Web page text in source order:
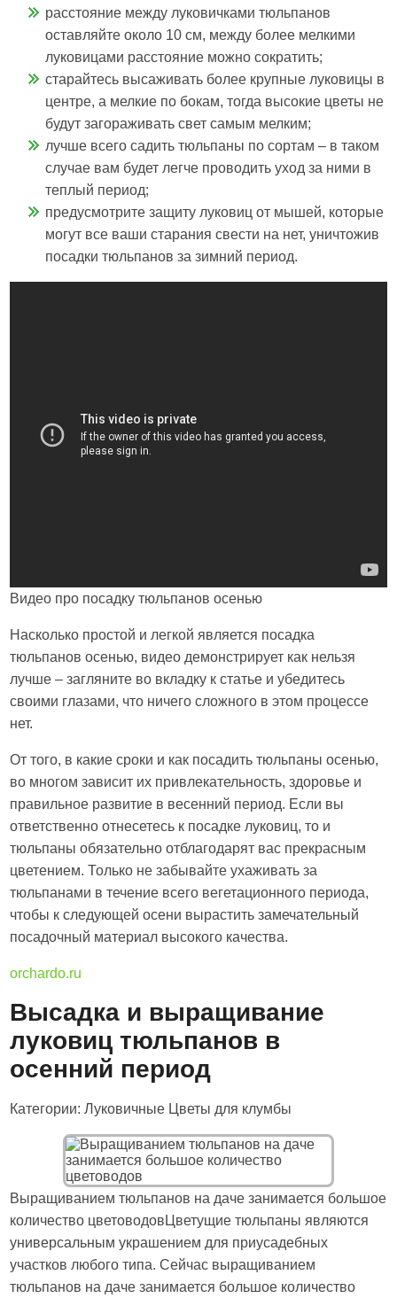
расстояние между луковичками тюльпанов
оставляйте около 10 см, между более мелкими
луковицами расстояние можно сократить;
старайтесь высаживать более крупные луковицы в
центре, а мелкие по бокам, тогда высокие цветы не
будут загораживать свет самым мелким;
лучше всего садить тюльпаны по сортам – в таком
случае вам будет легче проводить уход за ними в
теплый период;
предусмотрите защиту луковиц от мышей, которые
могут все ваши старания свести на нет, уничтожив
посадки тюльпанов за зимний период.
Видео про посадку тюльпанов осенью
Насколько простой и легкой является посадка
тюльпанов осенью, видео демонстрирует как нельзя
лучше – загляните во вкладку к статье и убедитесь
своими глазами, что ничего сложного в этом процессе
нет.
От того, в какие сроки и как посадить тюльпаны осенью,
во многом зависит их привлекательность, здоровье и
правильное развитие в весенний период. Если вы
ответственно отнесетесь к посадке луковиц, то и
тюльпаны обязательно отблагодарят вас прекрасным
цветением. Только не забывайте ухаживать за
тюльпанами в течение всего вегетационного периода,
чтобы к следующей осени вырастить замечательный
посадочный материал высокого качества.
orchardo.ru
Высадка и выращивание
луковиц тюльпанов в
осенний период
Категории: Луковичные Цветы для клумбы
Выращиванием тюльпанов на даче занимается большое
количество цветоводовЦветущие тюльпаны являются
универсальным украшением для приусадебных
участков любого типа. Сейчас выращиванием
тюльпанов на даче занимается большое количество